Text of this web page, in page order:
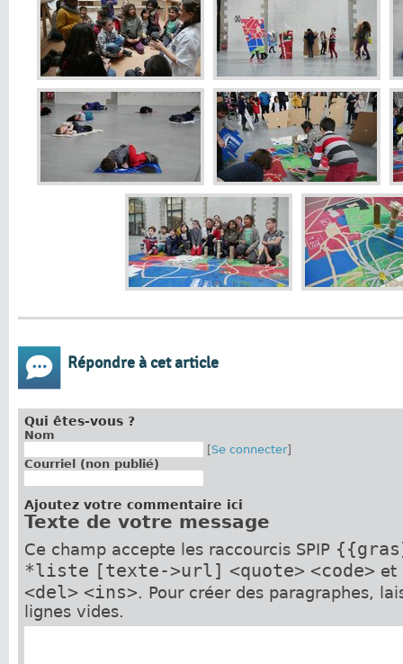
Répondre à cet article
Qui êtes-vous ?
Nom
[Se connecter]
Courriel (non publié)
Ajoutez votre commentaire ici
Texte de votre message
Ce champ accepte les raccourcis SPIP
*liste [texte->url] <quote> <code>et
<del> <ins>. Pour créer des paragraphes,
lignes vides.